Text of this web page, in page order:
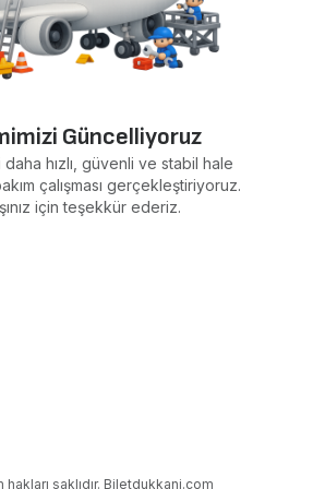
Güncelliyoruz
hızlı, güvenli ve stabil hale
çalışması gerçekleştiriyoruz.
için teşekkür ederiz.
saklıdır. Biletdukkani.com